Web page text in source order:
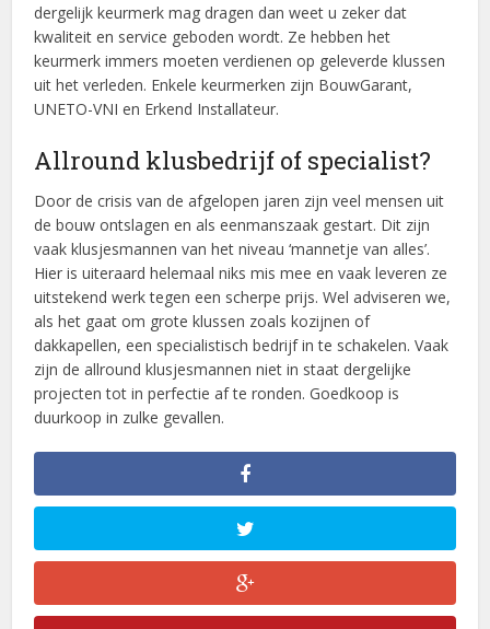
dergelijk keurmerk mag dragen dan weet u zeker dat
kwaliteit en service geboden wordt. Ze hebben het
keurmerk immers moeten verdienen op geleverde klussen
uit het verleden. Enkele keurmerken zijn BouwGarant,
UNETO-VNI en Erkend Installateur.
Allround klusbedrijf of specialist?
Door de crisis van de afgelopen jaren zijn veel mensen uit
de bouw ontslagen en als eenmanszaak gestart. Dit zijn
vaak klusjesmannen van het niveau ‘mannetje van alles’.
Hier is uiteraard helemaal niks mis mee en vaak leveren ze
uitstekend werk tegen een scherpe prijs. Wel adviseren we,
als het gaat om grote klussen zoals kozijnen of
dakkapellen, een specialistisch bedrijf in te schakelen. Vaak
zijn de allround klusjesmannen niet in staat dergelijke
projecten tot in perfectie af te ronden. Goedkoop is
duurkoop in zulke gevallen.